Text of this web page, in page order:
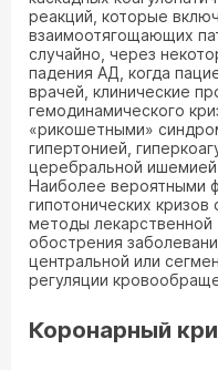
реакций, которые
взаимоотягощающих
случайно, через
падения АД, когда
врачей, клинические
гемодинамического
«рикошетными»
гипертонией,
церебральной
Наиболее вероятными
гипотонических
методы лекарственной
обострения
центральной или
регуляции
Коронарный